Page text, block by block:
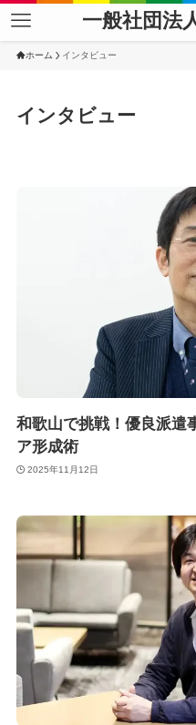
一般社団法
ホーム インタビュー
インタビュー
和歌山で挑戦！優良派遣
ア形成術
2025年11月12日